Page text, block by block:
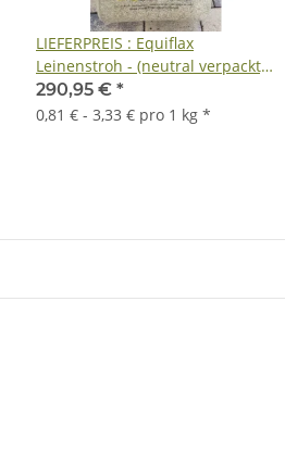
LIEFERPREIS : Equiflax
Leinenstroh - (neutral verpackt) -
Palettenabnahme = 18 Ballen à
ca. 20 Kg - inkl. Lieferung
290,95 € *
0,81 € - 3,33 € pro 1 kg *